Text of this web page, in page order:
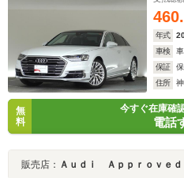
460.
年式
車検
保証
住所
無
料
今すぐ在庫確
電話
販売店： Ａｕｄｉ Ａｐｐｒｏｖｅｄ Ａ